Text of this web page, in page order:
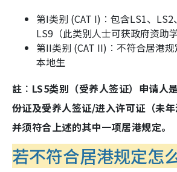
第I类别 (CAT I)︰包含LS1、
LS9（此类别人士可获政府资助学
第II类别 (CAT II)︰不符合居港
本地生
註︰LS5类别（受养人签证） 申请人
份证及受养人签证/进入许可证（未年
并须符合上述的其中一项居港规定。
若不符合居港规定怎